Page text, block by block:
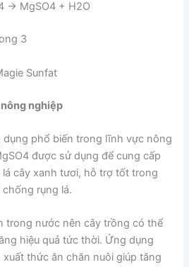
→ MgSO4 + H2O
Sunfat
nghiệp
dụng phổ biến trong lĩnh vực nông
được sử dụng để cung cấp
cây xanh tươi, hỗ trợ tốt trong
rụng lá.
trong nước nên cây trồng có thể
hiệu quả tức thời. Ứng dụng
thức ăn chăn nuôi giúp tăng